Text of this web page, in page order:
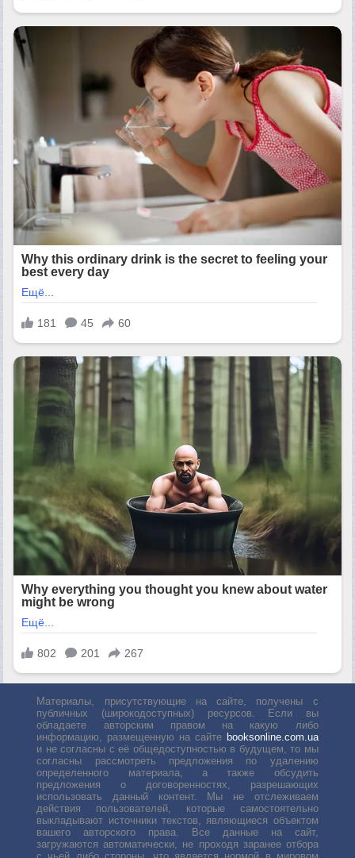
Материалы, присутствующие на сайте, получены с
публичных (широкодоступных) ресурсов. Если вы
обладаете авторским правом на какую либо
информацию, размещенную на сайте booksonline.com.ua
и не согласны с её общедоступностью в будущем, то мы
согласны рассмотреть предложения по удалению
определенного материала, а также обсудить
предложения о договоренностях, разрешающих
использовать данный контент. Мы не отслеживаем
действия пользователей, которые самостоятельно
выкладывают источники текстов, являющиеся объектом
вашего авторского права. Все данные на сайт,
загружаются автоматически, не проходя заранее отбора